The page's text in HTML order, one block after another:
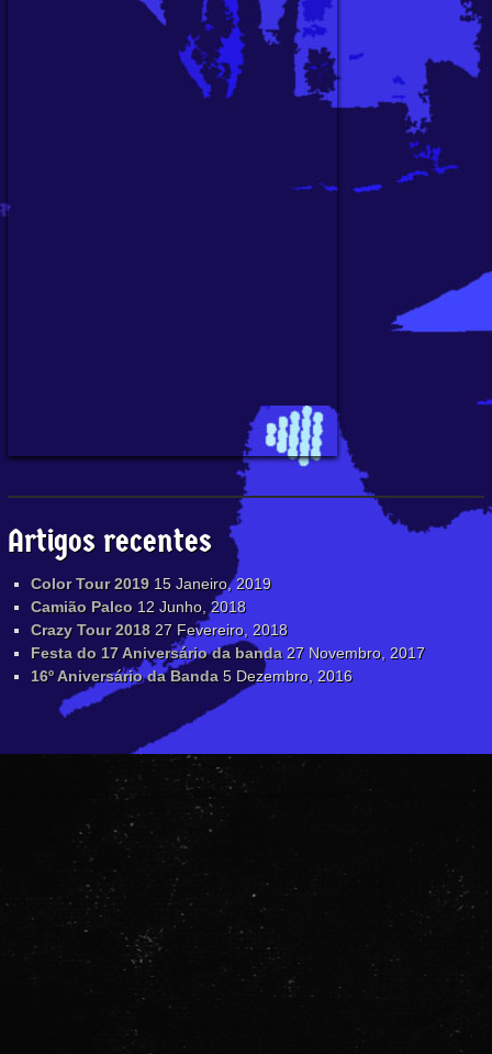
Artigos recentes
Color Tour 2019 15 Janeiro, 2019
Camião Palco 12 Junho, 2018
Crazy Tour 2018 27 Fevereiro, 2018
Festa do 17 Aniversário da banda 27 Novembro, 2017
16º Aniversário da Banda 5 Dezembro, 2016